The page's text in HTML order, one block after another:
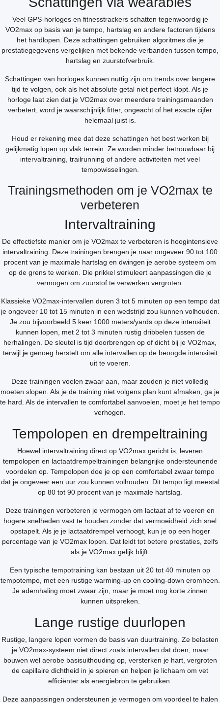
Veel GPS-horloges en fitnesstrackers schatten tegenwoordig je
VO2max op basis van je tempo, hartslag en andere factoren tijdens
het hardlopen. Deze schattingen gebruiken algoritmes die je
prestatiegegevens vergelijken met bekende verbanden tussen tempo,
hartslag en zuurstofverbruik.
Schattingen van horloges kunnen nuttig zijn om trends over langere
tijd te volgen, ook als het absolute getal niet perfect klopt. Als je
horloge laat zien dat je VO2max over meerdere trainingsmaanden
verbetert, word je waarschijnlijk fitter, ongeacht of het exacte cijfer
helemaal juist is.
Houd er rekening mee dat deze schattingen het best werken bij
gelijkmatig lopen op vlak terrein. Ze worden minder betrouwbaar bij
intervaltraining, trailrunning of andere activiteiten met veel
tempowisselingen.
Trainingsmethoden om je VO2max te
verbeteren
Intervaltraining
De effectiefste manier om je VO2max te verbeteren is hoogintensieve
intervaltraining. Deze trainingen brengen je naar ongeveer 90 tot 100
procent van je maximale hartslag en dwingen je aerobe systeem om
op de grens te werken. Die prikkel stimuleert aanpassingen die je
vermogen om zuurstof te verwerken vergroten.
Klassieke VO2max-intervallen duren 3 tot 5 minuten op een tempo dat
je ongeveer 10 tot 15 minuten in een wedstrijd zou kunnen volhouden.
Je zou bijvoorbeeld 5 keer 1000 meters/yards op deze intensiteit
kunnen lopen, met 2 tot 3 minuten rustig dribbelen tussen de
herhalingen. De sleutel is tijd doorbrengen op of dicht bij je VO2max,
terwijl je genoeg herstelt om alle intervallen op de beoogde intensiteit
uit te voeren.
Deze trainingen voelen zwaar aan, maar zouden je niet volledig
moeten slopen. Als je de training niet volgens plan kunt afmaken, ga je
te hard. Als de intervallen te comfortabel aanvoelen, moet je het tempo
verhogen.
Tempolopen en drempeltraining
Hoewel intervaltraining direct op VO2max gericht is, leveren
tempolopen en lactaatdrempeltrainingen belangrijke ondersteunende
voordelen op. Tempolopen doe je op een comfortabel zwaar tempo
dat je ongeveer een uur zou kunnen volhouden. Dit tempo ligt meestal
op 80 tot 90 procent van je maximale hartslag.
Deze trainingen verbeteren je vermogen om lactaat af te voeren en
hogere snelheden vast te houden zonder dat vermoeidheid zich snel
opstapelt. Als je je lactaatdrempel verhoogt, kun je op een hoger
percentage van je VO2max lopen. Dat leidt tot betere prestaties, zelfs
als je VO2max gelijk blijft.
Een typische tempotraining kan bestaan uit 20 tot 40 minuten op
tempotempo, met een rustige warming-up en cooling-down eromheen.
Je ademhaling moet zwaar zijn, maar je moet nog korte zinnen
kunnen uitspreken.
Lange rustige duurlopen
Rustige, langere lopen vormen de basis van duurtraining. Ze belasten
je VO2max-systeem niet direct zoals intervallen dat doen, maar
bouwen wel aerobe basisuithouding op, versterken je hart, vergroten
de capillaire dichtheid in je spieren en helpen je lichaam om vet
efficiënter als energiebron te gebruiken.
Deze aanpassingen ondersteunen je vermogen om voordeel te halen